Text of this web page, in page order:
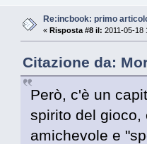
Re:incbook: primo
« Risposta #8 il: 2011-05-18
Citazione da:
Però, c'è un
spirito del gioco,
amichevole e